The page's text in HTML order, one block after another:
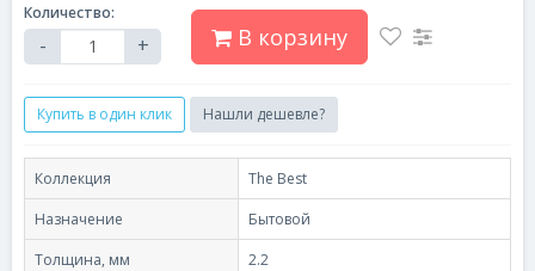
Количество:
- + В корзину
Купить в один клик Нашли дешевле?
Коллекция
The Best
Назначение
Бытовой
Толщина, мм
2.2